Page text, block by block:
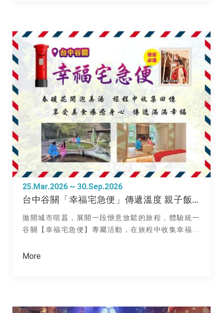
25.Mar.2026 ~ 30.Sep.2026
台中谷關「幸福宅急便」傳遞溫度 親子飯店推薦
拋開城市喧囂，展開一段愜意放鬆的旅程，體驗統一
谷關【幸福宅急便】專屬活動，在旅程中收集幸福...
More